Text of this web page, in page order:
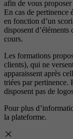
afin de vous
En cas de pertinence
en fonction d’un
disposent
cours.
Les formations
clients), qui ne
apparaissent après
triées par pertinence.
disposent pas de
Pour plus
la plateforme.